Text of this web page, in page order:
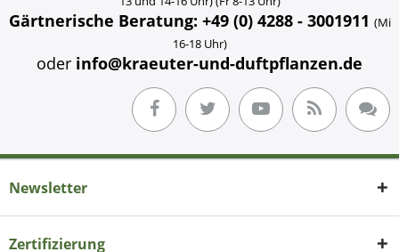
Gärtnerische Beratung: +49 (0) 4288 - 3001911 (Mi
16-18 Uhr)
oder info@kraeuter-und-duftpflanzen.de
Newsletter
Zertifizierung